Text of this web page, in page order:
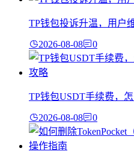
TP钱包投诉升温，用户
2026-08-08 0
TP钱包USDT手续费，
2026-08-08 0